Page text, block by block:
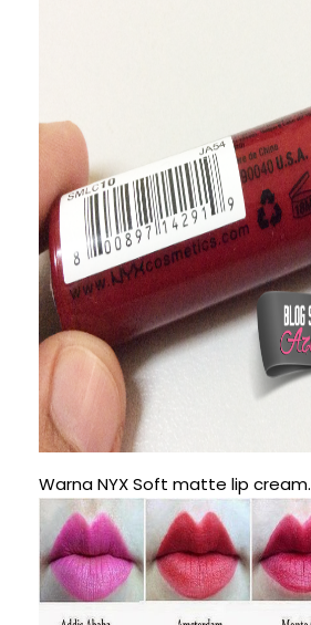
Warna NYX Soft matte lip cream.